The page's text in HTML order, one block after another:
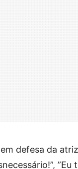
defesa da
”Eu